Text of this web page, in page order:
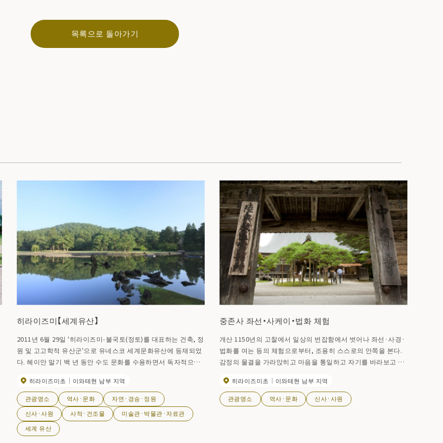
목록으로 돌아가기
히라이즈미【세계유산】
2011년 6월 29일 '히라이즈미-불국토(정토)를 대표하는 건축, 정
원 및 고고학적 유산군'으로 유네스코 세계문화유산에 등재되었
다. 헤이안 말기 백 년 동안 수도 문화를 수용하면서 독자적으로
니다. "중존사 ( 中尊寺), 모월사( 毛越寺), 관자재왕원( 観自在王
院跡), 무량광원( 無量光院跡), 금계산( 金鶏山) 등 5개 자산이 등
재되어 문화유산으로는 동북지역 최초의 세계유산으로 등재되
었다.
히라이즈미초 이와테현 남부 지역
관광명소 역사·문화
자연·경승·정원
신사·사원
사적·건조물
미술관·박물관·자료관
세계 유산
중존사 좌선・사케이・법화 체험
개산 1150년의 고찰에서 일상의 번잡함에서 벗어나 좌선·사경·
법화를 여는 등의 체험으로부터, 조용히 스스로의 안쪽을 본다.
감정의 물결을 가라앉히고 마음을 통일하고 자기를 바라보고 자
히라이즈미초 이와테현 남부 지역
관광명소 역사·문화 신사·사원